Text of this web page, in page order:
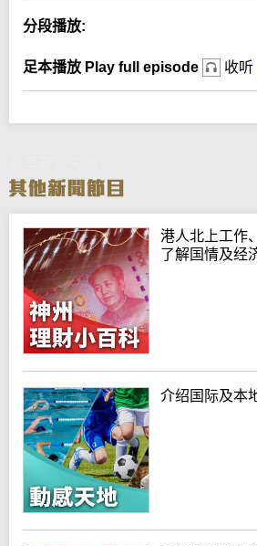
分段播放:
足本播放 Play full episode 收听
港人北上工作
了解国情及经
介绍国际及本